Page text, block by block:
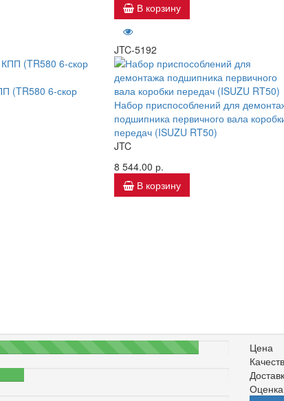
В корзину
(TR580 6-скор
JTC-5192
Набор приспособлений для
подшипника первичного вала
передач (ISUZU RT50)
JTC
8 544.00 р.
В корзину
87%
Цена